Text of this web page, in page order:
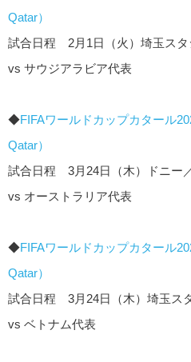
Qatar）
試合日程 2月1日（火）埼玉スタ
vs サウジアラビア代表
◆FIFAワールドカップカタール
Qatar）
試合日程 3月24日（木）ドニー
vs オーストラリア代表
◆FIFAワールドカップカタール
Qatar）
試合日程 3月24日（木）埼玉ス
vs ベトナム代表